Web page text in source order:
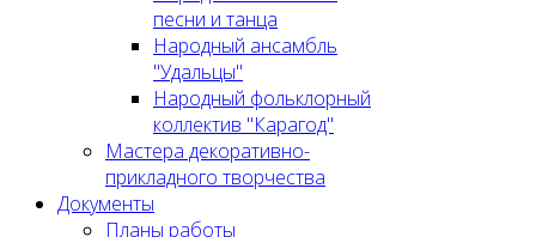
песни и танца
Народный ансамбль
"Удальцы"
Народный фольклорный
коллектив "Карагод"
Мастера декоративно-
прикладного творчества
Документы
Планы работы